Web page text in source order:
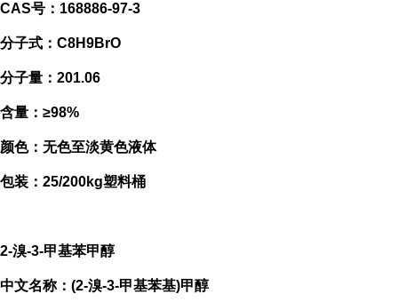
CAS号：168886-97-3
分子式：C8H9BrO
分子量：201.06
含量：≥98%
颜色：无色至淡黄色液体
包装：25/200kg塑料桶
2-溴-3-甲基苯甲醇
中文名称：(2-溴-3-甲基苯基)甲醇